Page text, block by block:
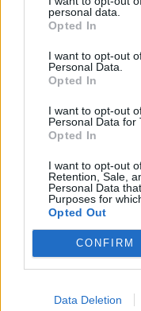
personal data.
Opted In
I want to opt-out
Personal Data.
Opted In
I want to opt-out
Personal Data for
Opted In
I want to opt-out
Retention, Sale,
Personal Data
Purposes for
Opted Out
CONFIRM
Data Deletion
social media.
συνηθίσουν»,
εξηγώντας πως τα
συχνά τέτοιους
Παράλληλα,
που έχει ανοίξει
πρόσβασης στα
των 15 ετών,
πρωτοβουλία της
πως στόχος δεν
ουσιαστική
και την